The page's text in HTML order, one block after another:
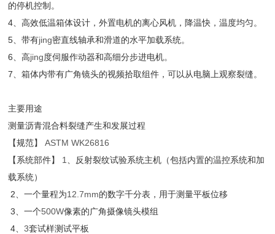
的停机控制。
4 、高效低温箱体设计，外置电机的离心风机，降温快，温度均匀。
5 、带有jing密直线轴承和滑道的水平加载系统。
6 、高jing度伺服作动器和高细分步进电机。
7 、箱体内带有广角镜头的视频拾取组件，可以从电脑上观察裂缝。
主要用途
测量沥青混合料裂缝产生和发展过程
【规范】
ASTM WK26816
【系统部件】
1
、反射裂纹试验系统主机（包括内置的温控系统和加
载系统）
2 、一个量程为12.7mm的数字千分表，用于测量平板位移
3 、一个500W像素的广角摄像镜头模组
4 、3套试样测试平板